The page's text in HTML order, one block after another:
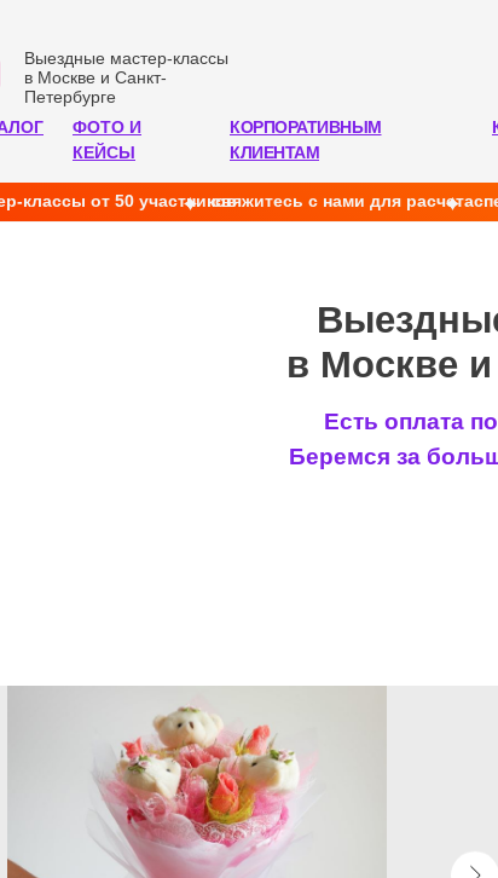
ФОТО И
КЕЙСЫ
КОРПОРАТИВНЫМ
КЛИЕНТАМ
Выездные мастер-классы
в Москве и Санкт-
Петербурге
классы от 50 участниковсвяжитесь с нами для расчета
в Москве и
Есть оплата
Беремся за